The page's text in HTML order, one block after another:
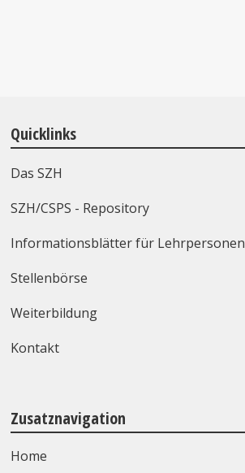
Quicklinks
Das SZH
SZH/CSPS - Repository
Informationsblätter für Lehrpersonen
Stellenbörse
Weiterbildung
Kontakt
Zusatznavigation
Home